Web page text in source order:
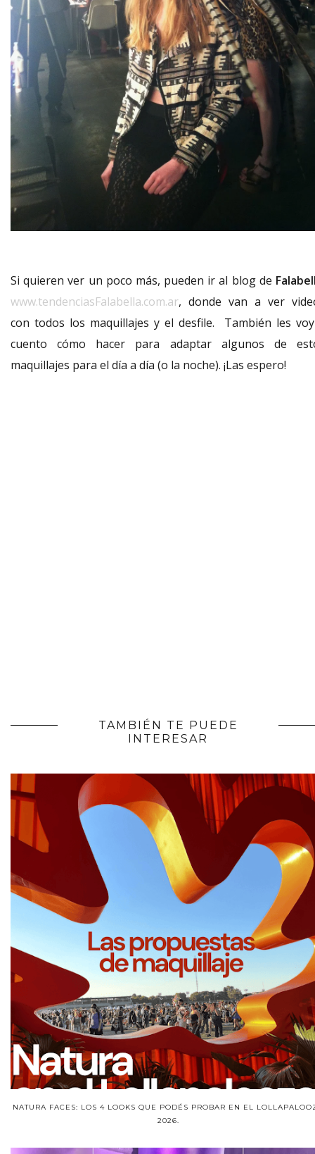
Si quieren ver un poco más, pueden ir al blog de
www.tendenciasFalabella.com.ar, donde van a ver
con todos los maquillajes y el desfile. También les
cuento cómo hacer para adaptar algunos de
maquillajes para el día a día (o la noche). ¡Las espero!
TAMBIÉN TE PUEDE
INTERESAR
NATURA FACES: LOS 4 LOOKS QUE PODÉS PROBAR EN EL
2026.